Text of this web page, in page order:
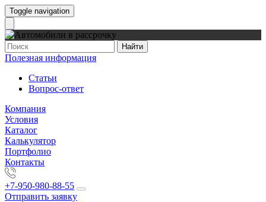
Toggle navigation
Найти
Полезная информация
Статьи
Вопрос-ответ
Компания
Условия
Каталог
Калькулятор
Портфолио
Контакты
+7-950-980-88-55
Отправить заявку